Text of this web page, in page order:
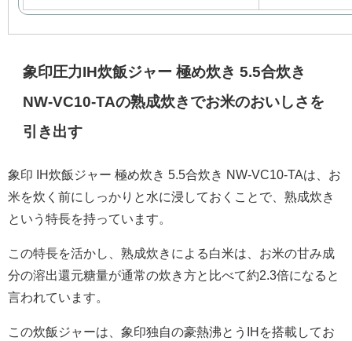
象印圧力IH炊飯ジャー 極め炊き 5.5合炊き
NW-VC10-TAの熟成炊きでお米のおいしさを
引き出す
象印 IH炊飯ジャー 極め炊き 5.5合炊き NW-VC10-TAは、お
米を炊く前にしっかりと水に浸しておくことで、熟成炊き
という特長を持っています。
この特長を活かし、熟成炊きによる白米は、お米の甘み成
分の溶出還元糖量が通常の炊き方と比べて約2.3倍になると
言われています。
この炊飯ジャーは、象印独自の豪熱沸とうIHを搭載してお